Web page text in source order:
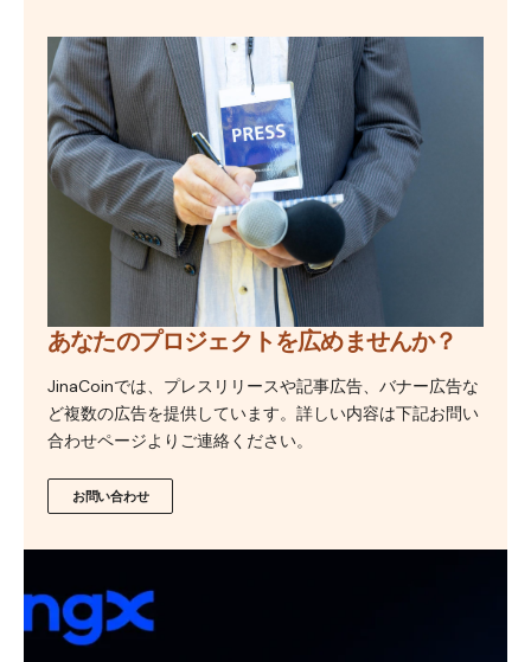
あなたのプロジェクトを広めませんか？
JinaCoinでは、プレスリリースや記事広告、バナー広告な
ど複数の広告を提供しています。詳しい内容は下記お問い
合わせページよりご連絡ください。
お問い合わせ